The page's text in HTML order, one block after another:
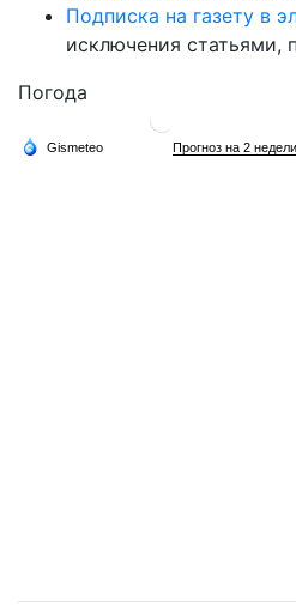
Подписка на газету в
исключения статьями,
Погода